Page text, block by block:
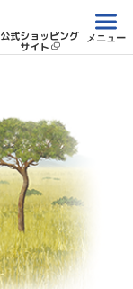
公式ショッピング
サイト
メニュー